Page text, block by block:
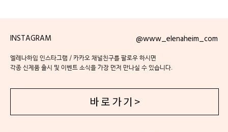
INSTAGRAM @www_elenaheim_com
엘레나하임 인스타그램 / 카카오 채널친구를 팔로우 하시면
각종 신제품 출시 및 이벤트 소식을 가장 먼저 만나실 수 있습니다.
바 로 가 기 >